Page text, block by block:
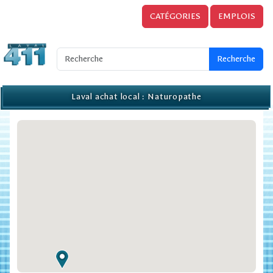
CATÉGORIES EMPLOIS
Laval achat local : Naturopathe